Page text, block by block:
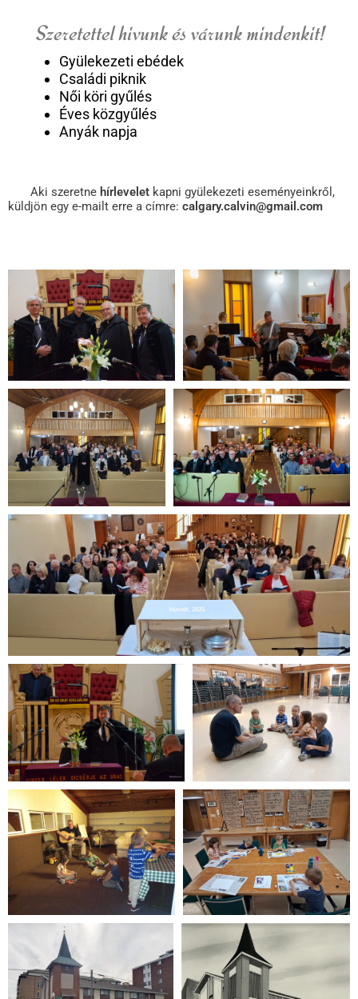
Szeretettel hivunk és várunk mindenkit!
Gyülekezeti ebédek
Családi piknik
Női köri gyűlés
Éves közgyűlés
Anyák napja
Aki szeretne hírlevelet kapni gyülekezeti eseményeinkről,
küldjön egy e-mailt erre a címre: calgary.calvin@gmail.com